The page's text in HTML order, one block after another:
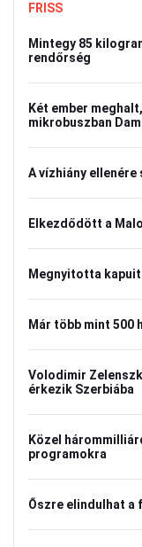
FRISS
Mintegy 85
rendőrség
Két ember
mikrobuszban
A vízhiány
Elkezdődött a
Megnyitotta kapuit
Már több mint
Volodimir
érkezik Szerbiába
Közel
programokra
Őszre elindulhat